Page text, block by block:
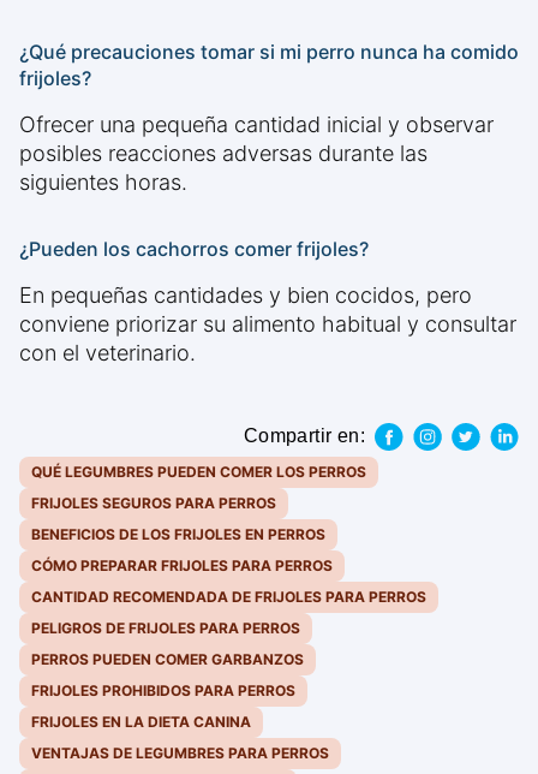
¿Qué precauciones tomar si mi perro nunca ha comido
frijoles?
Ofrecer una pequeña cantidad inicial y observar
posibles reacciones adversas durante las
siguientes horas.
¿Pueden los cachorros comer frijoles?
En pequeñas cantidades y bien cocidos, pero
conviene priorizar su alimento habitual y consultar
con el veterinario.
Compartir en:
QUÉ LEGUMBRES PUEDEN COMER LOS PERROS
FRIJOLES SEGUROS PARA PERROS
BENEFICIOS DE LOS FRIJOLES EN PERROS
CÓMO PREPARAR FRIJOLES PARA PERROS
CANTIDAD RECOMENDADA DE FRIJOLES PARA PERROS
PELIGROS DE FRIJOLES PARA PERROS
PERROS PUEDEN COMER GARBANZOS
FRIJOLES PROHIBIDOS PARA PERROS
FRIJOLES EN LA DIETA CANINA
VENTAJAS DE LEGUMBRES PARA PERROS